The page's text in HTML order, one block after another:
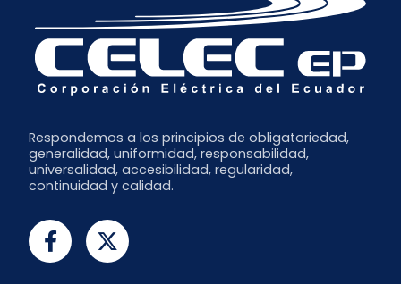
Respondemos a los principios de obligatoriedad,
generalidad, uniformidad, responsabilidad,
universalidad, accesibilidad, regularidad,
continuidad y calidad.